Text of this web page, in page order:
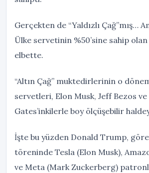
Gerçekten de “Yaldızlı Çağ”mış…
Ülke servetinin %50’sine sahip olan
elbette.
“Altın Çağ” muktedirlerinin o
servetleri, Elon Musk, Jeff Bezos ve
Gates’inkilerle boy ölçüşebilir
İşte bu yüzden Donald Trump,
töreninde Tesla (Elon Musk),
ve Meta (Mark Zuckerberg)